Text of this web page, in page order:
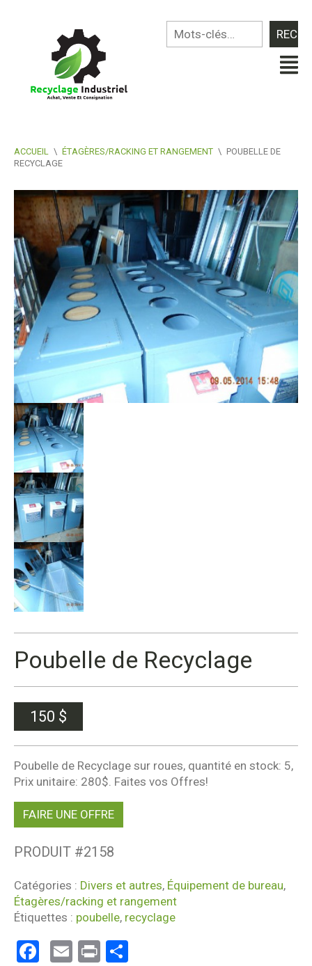
ACCUEIL \ ÉTAGÈRES/RACKING ET RANGEMENT \ POUBELLE DE
RECYCLAGE
Poubelle de Recyclage
150 $
Poubelle de Recyclage sur roues, quantité en stock: 5,
Prix unitaire: 280$. Faites vos Offres!
FAIRE UNE OFFRE
PRODUIT #2158
Catégories : Divers et autres, Équipement de bureau,
Étagères/racking et rangement
Étiquettes : poubelle, recyclage
Facebook
EmailPrint